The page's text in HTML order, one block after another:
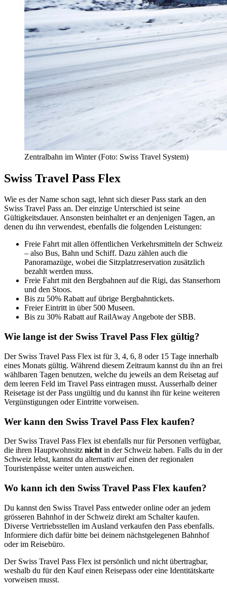
Zentralbahn im Winter (Foto: Swiss Travel System)
Swiss Travel Pass Flex
Wie es der Name schon sagt, lehnt sich dieser Pass stark an den
Swiss Travel Pass an. Der einzige Unterschied ist seine
Gültigkeitsdauer. Ansonsten beinhaltet er an denjenigen Tagen, an
denen du ihn verwendest, ebenfalls die folgenden Leistungen:
Freie Fahrt mit allen öffentlichen Verkehrsmitteln der Schweiz
– also Bus, Bahn und Schiff. Dazu zählen auch die
Panoramazüge, wobei die Sitzplatzreservation zusätzlich
bezahlt werden muss.
Freie Fahrt mit den Bergbahnen auf die Rigi, das Stanserhorn
und den Stoos.
Bis zu 50% Rabatt auf übrige Bergbahntickets.
Freier Eintritt in über 500 Museen.
Bis zu 30% Rabatt auf RailAway Angebote der SBB.
Wie lange ist der Swiss Travel Pass Flex gültig?
Der Swiss Travel Pass Flex ist für 3, 4, 6, 8 oder 15 Tage innerhalb
eines Monats gültig. Während diesem Zeitraum kannst du ihn an frei
wählbaren Tagen benutzen, welche du jeweils an dem Reisetag auf
dem leeren Feld im Travel Pass eintragen musst. Ausserhalb deiner
Reisetage ist der Pass ungültig und du kannst ihn für keine weiteren
Vergünstigungen oder Eintritte vorweisen.
Wer kann den Swiss Travel Pass Flex kaufen?
Der Swiss Travel Pass Flex ist ebenfalls nur für Personen verfügbar,
die ihren Hauptwohnsitz nicht in der Schweiz haben. Falls du in der
Schweiz lebst, kannst du alternativ auf einen der regionalen
Touristenpässe weiter unten ausweichen.
Wo kann ich den Swiss Travel Pass Flex kaufen?
Du kannst den Swiss Travel Pass entweder online oder an jedem
grösseren Bahnhof in der Schweiz direkt am Schalter kaufen.
Diverse Vertriebsstellen im Ausland verkaufen den Pass ebenfalls.
Informiere dich dafür bitte bei deinem nächstgelegenen Bahnhof
oder im Reisebüro.
Der Swiss Travel Pass Flex ist persönlich und nicht übertragbar,
weshalb du für den Kauf einen Reisepass oder eine Identitätskarte
vorweisen musst.